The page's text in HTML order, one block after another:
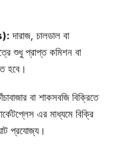
দারাজ, চালডাল বা
শুধু প্রাপ্ত কমিশন বা
হবে।
বা শাকসবজি বিক্রিতে
এর মাধ্যমে বিক্রি
প্রযোজ্য।